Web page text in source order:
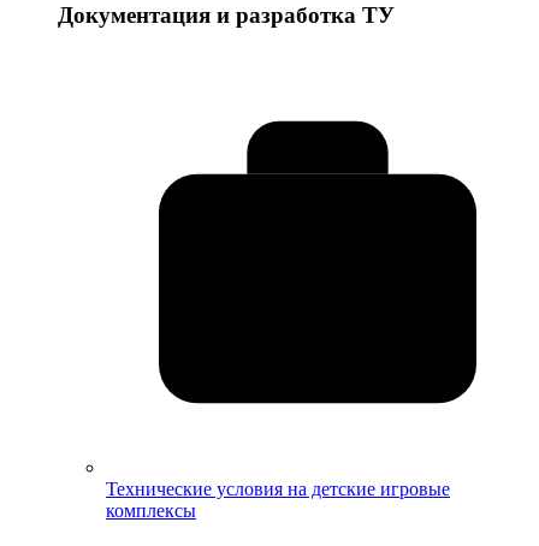
Документация и разработка ТУ
Технические условия на детские игровые
комплексы